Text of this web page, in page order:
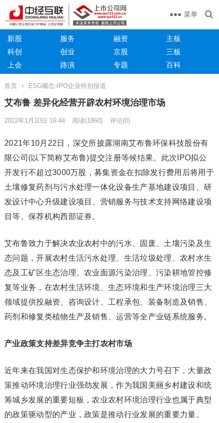
菜单
新股 服务 融资
主板
科创
创业 京股
三板
上会
路演 专题 百科
首页 ESG概念-IPO企业特别报道
艾布鲁 差异化经营开辟农村环境治理市场
2022年1月10日 16:44 阅读(1860) 评论(0)
2021年10月22日，深交所披露湖南艾布鲁环保科技股份有
限公司(以下简称艾布鲁)提交注册等候结果。此次IPO拟公
开发行不超过3000万股，募集资金在扣除发行费用后将用于
土壤修复药剂与污水处理一体化设备生产基地建设项目、研
发设计中心升级建设项目、营销服务与技术支持网络建设项
目等。保荐机构西部证券。
艾布鲁致力于解决农业农村中的污水、固废、土壤污染及生
态问题，开展农村生活污水处理、生活垃圾处理、农村水生
态及工矿区生态治理、农业面源污染治理、污染耕地管控修
复等业务，在农村生活环境、生态环境和生产环境治理三大
领域提供投融资、咨询设计、工程承包、装备制造及销售、
药剂和修复类植物生产及销售、运营等全产业链系统服务。
产业政策支持差异竞争主打农村市场
近年来在我国对生态保护和环境治理的大力号召下，大量政
策推动环境治理行业强劲发展，作为我国美丽乡村建设和统
筹城乡发展的重要短板，农业农村环境治理行业也属于典型
的政策驱动型的产业，政策是推动行业发展的重要力量。